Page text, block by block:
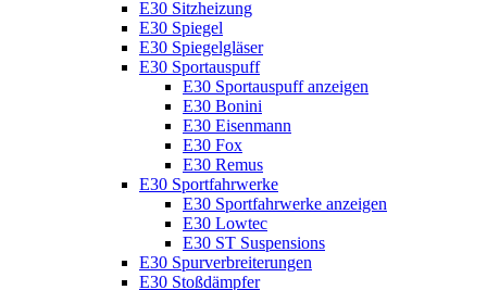
E30 Sitzheizung
E30 Spiegel
E30 Spiegelgläser
E30 Sportauspuff
E30 Sportauspuff anzeigen
E30 Bonini
E30 Eisenmann
E30 Fox
E30 Remus
E30 Sportfahrwerke
E30 Sportfahrwerke anzeigen
E30 Lowtec
E30 ST Suspensions
E30 Spurverbreiterungen
E30 Stoßdämpfer